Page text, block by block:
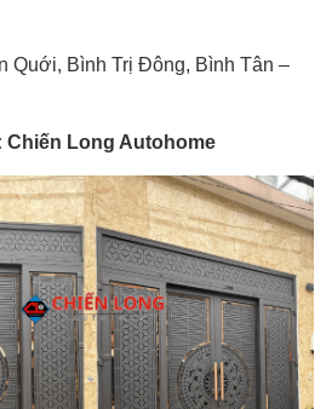
Quới, Bình Trị Đông, Bình Tân –
Chiến Long Autohome